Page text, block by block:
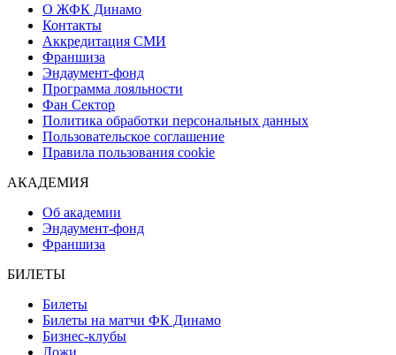
О ЖФК Динамо
Контакты
Аккредитация СМИ
Франшиза
Эндаумент-фонд
Программа лояльности
Фан Сектор
Политика обработки персональных данных
Пользовательское соглашение
Правила пользования cookie
АКАДЕМИЯ
Об академии
Эндаумент-фонд
Франшиза
БИЛЕТЫ
Билеты
Билеты на матчи ФК Динамо
Бизнес-клубы
Ложи